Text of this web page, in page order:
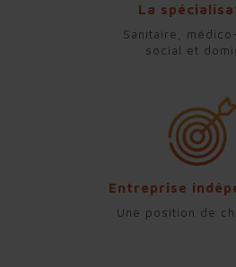
La
Sanitaire,
social et
Entreprise
Une position de